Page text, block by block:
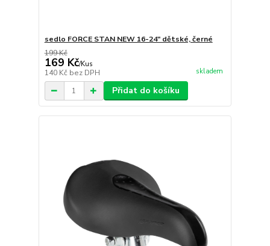
sedlo FORCE STAN NEW 16-24" dětské, černé
199 Kč
169 Kč/Kus
140 Kč bez DPH skladem
Přidat do košíku